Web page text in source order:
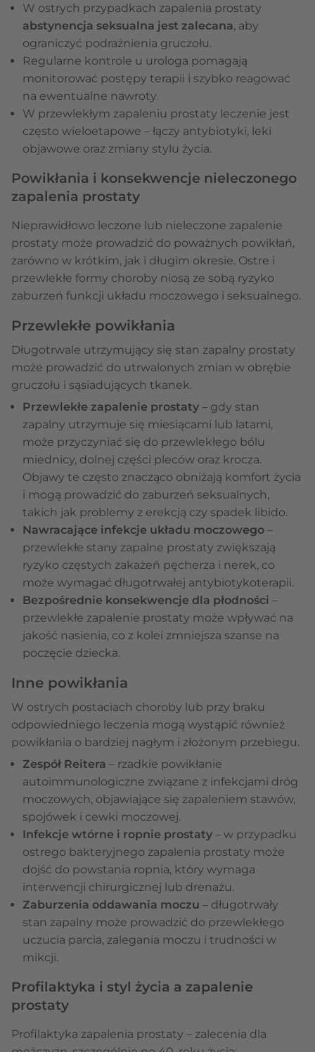
W ostrych przypadkach zapalenia prostaty
abstynencja seksualna jest zalecana, aby
ograniczyć podrażnienia gruczołu.
Regularne kontrole u urologa pomagają
monitorować postępy terapii i szybko reagować
na ewentualne nawroty.
W przewlekłym zapaleniu prostaty leczenie jest
często wieloetapowe – łączy antybiotyki, leki
objawowe oraz zmiany stylu życia.
Powikłania i konsekwencje nieleczonego
zapalenia prostaty
Nieprawidłowo leczone lub nieleczone zapalenie
prostaty może prowadzić do poważnych powikłań,
zarówno w krótkim, jak i długim okresie. Ostre i
przewlekłe formy choroby niosą ze sobą ryzyko
zaburzeń funkcji układu moczowego i seksualnego.
Przewlekłe powikłania
Długotrwale utrzymujący się stan zapalny prostaty
może prowadzić do utrwalonych zmian w obrębie
gruczołu i sąsiadujących tkanek.
Przewlekłe zapalenie prostaty – gdy stan
zapalny utrzymuje się miesiącami lub latami,
może przyczyniać się do przewlekłego bólu
miednicy, dolnej części pleców oraz krocza.
Objawy te często znacząco obniżają komfort życia
i mogą prowadzić do zaburzeń seksualnych,
takich jak problemy z erekcją czy spadek libido.
Nawracające infekcje układu moczowego –
przewlekłe stany zapalne prostaty zwiększają
ryzyko częstych zakażeń pęcherza i nerek, co
może wymagać długotrwałej antybiotykoterapii.
Bezpośrednie konsekwencje dla płodności –
przewlekłe zapalenie prostaty może wpływać na
jakość nasienia, co z kolei zmniejsza szanse na
poczęcie dziecka.
Inne powikłania
W ostrych postaciach choroby lub przy braku
odpowiedniego leczenia mogą wystąpić również
powikłania o bardziej nagłym i złożonym przebiegu.
Zespół Reitera – rzadkie powikłanie
autoimmunologiczne związane z infekcjami dróg
moczowych, objawiające się zapaleniem stawów,
spojówek i cewki moczowej.
Infekcje wtórne i ropnie prostaty – w przypadku
ostrego bakteryjnego zapalenia prostaty może
dojść do powstania ropnia, który wymaga
interwencji chirurgicznej lub drenażu.
Zaburzenia oddawania moczu – długotrwały
stan zapalny może prowadzić do przewlekłego
uczucia parcia, zalegania moczu i trudności w
mikcji.
Profilaktyka i styl życia a zapalenie
prostaty
Profilaktyka zapalenia prostaty – zalecenia dla